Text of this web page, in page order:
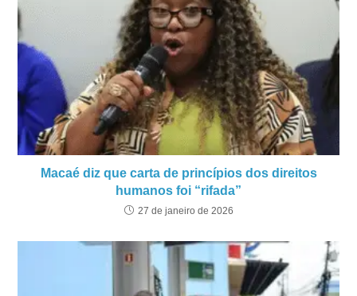
Macaé diz que carta de princípios dos direitos
humanos foi “rifada”
27 de janeiro de 2026